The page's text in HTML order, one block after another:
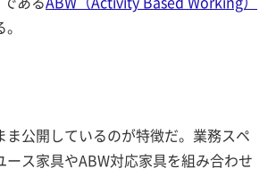
公開しているのが特徴だ。業務スペ
ス家具やABW対応家具を組み合わせ